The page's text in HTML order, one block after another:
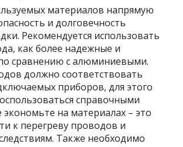
материалов напрямую
и долговечность
Рекомендуется использовать
как более надежные и
сравнению с алюминиевыми.
должно соответствовать
приборов, для этого
справочными
на материалах – это
к перегреву проводов и
Также необходимо